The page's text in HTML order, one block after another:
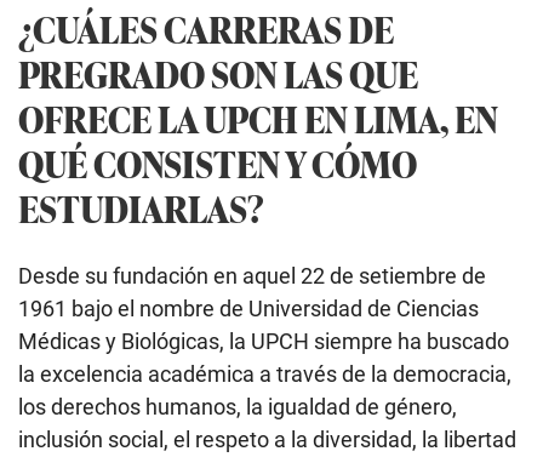
¿CUÁLES CARRERAS DE
PREGRADO SON LAS QUE
OFRECE LA UPCH EN LIMA, EN
QUÉ CONSISTEN Y CÓMO
ESTUDIARLAS?
Desde su fundación en aquel 22 de setiembre de
1961 bajo el nombre de Universidad de Ciencias
Médicas y Biológicas, la UPCH siempre ha buscado
la excelencia académica a través de la democracia,
los derechos humanos, la igualdad de género,
inclusión social, el respeto a la diversidad, la libertad